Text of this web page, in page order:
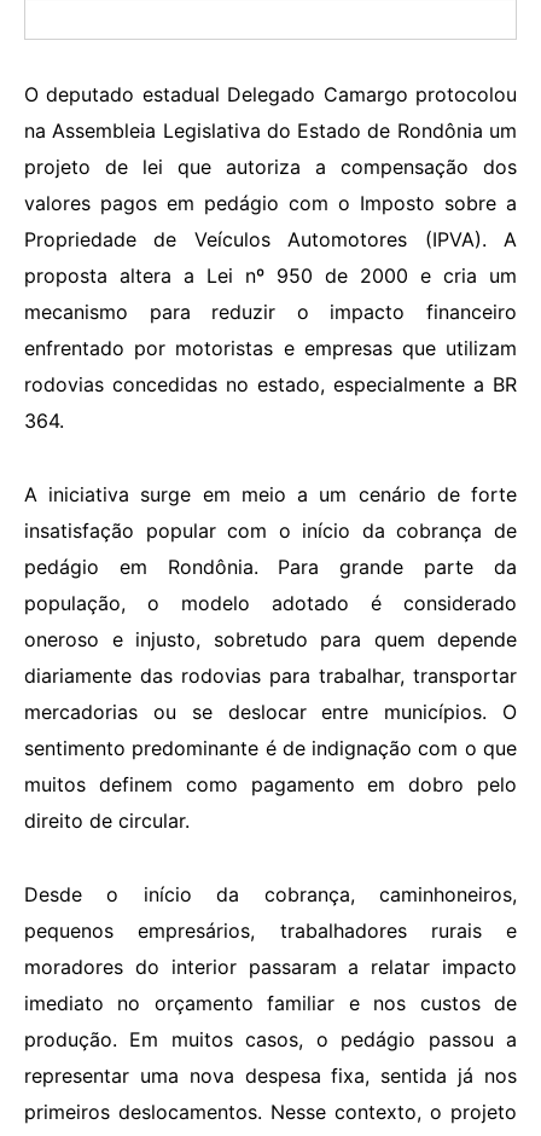
O deputado estadual Delegado Camargo protocolou
na Assembleia Legislativa do Estado de Rondônia um
projeto de lei que autoriza a compensação dos
valores pagos em pedágio com o Imposto sobre a
Propriedade de Veículos Automotores (IPVA). A
proposta altera a Lei nº 950 de 2000 e cria um
mecanismo para reduzir o impacto financeiro
enfrentado por motoristas e empresas que utilizam
rodovias concedidas no estado, especialmente a BR
364.
A iniciativa surge em meio a um cenário de forte
insatisfação popular com o início da cobrança de
pedágio em Rondônia. Para grande parte da
população, o modelo adotado é considerado
oneroso e injusto, sobretudo para quem depende
diariamente das rodovias para trabalhar, transportar
mercadorias ou se deslocar entre municípios. O
sentimento predominante é de indignação com o que
muitos definem como pagamento em dobro pelo
direito de circular.
Desde o início da cobrança, caminhoneiros,
pequenos empresários, trabalhadores rurais e
moradores do interior passaram a relatar impacto
imediato no orçamento familiar e nos custos de
produção. Em muitos casos, o pedágio passou a
representar uma nova despesa fixa, sentida já nos
primeiros deslocamentos. Nesse contexto, o projeto